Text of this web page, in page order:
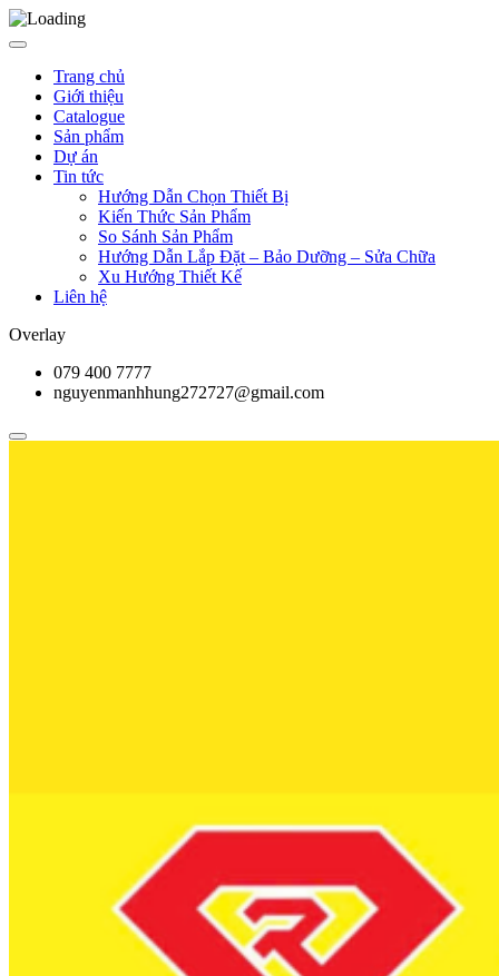
Trang chủ
Giới thiệu
Catalogue
Sản phẩm
Dự án
Tin tức
Hướng Dẫn Chọn Thiết Bị
Kiến Thức Sản Phẩm
So Sánh Sản Phẩm
Hướng Dẫn Lắp Đặt – Bảo Dưỡng – Sửa Chữa
Xu Hướng Thiết Kế
Liên hệ
Overlay
079 400 7777
nguyenmanhhung272727@gmail.com